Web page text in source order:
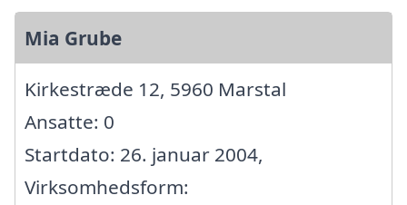
Mia Grube
Kirkestræde 12, 5960 Marstal
Ansatte: 0
Startdato: 26. januar 2004,
Virksomhedsform: